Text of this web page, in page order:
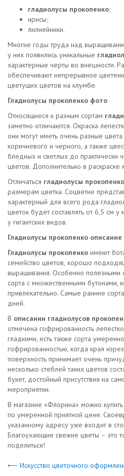
гладиолусы прокопенко;
ирисы;
лилиейники.
Многие годы труда над
у них появились уникальные
характерные черты во внешности.
обеспечивают непрерывное
цветущих цветов на клумбе.
Гладиолусы прокопенко фото
Относящиеся к разным сортам
заметно отличаются. Окраска
они могут иметь очень разные
коричневого и черного, а также
бледных и светлых до практически
цветов. Дополнительно в раскраске
Отличаться гладиолусы прокопенко
размерам цветка. Соцветие
характерный для всего рода
цветок будет составлять от 6,5 см
у гигантских видов.
Гладиолусы прокопенко описание
Гладиолусы прокопенко имеют
семейство цветов, хорошо
выращивания. Особенно полезными
сорта с множественными бутонами,
привлекательно. Самые ранние
дней.
В описании гладиолусов
отмечена гофрированность
гладкими, есть также сорта
гофрированностью, когда края
поверхность принимает очень
несколько стеблей таких цветов
букет, достойный присутствия на
мероприятии.
В магазине «Флорина» можно
по умеренной приятной цене.
указанному адресу уже входит в
Благоухающие свежие цветы – это
поделиться!
⟵ Искусство цветочного